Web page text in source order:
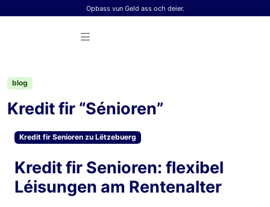
Opbass vun Geld ass och deier.
blog
Kredit fir “Sénioren”
Kredit fir Senioren zu Lëtzebuerg
Kredit fir Senioren: flexibel
Léisungen am Rentenalter